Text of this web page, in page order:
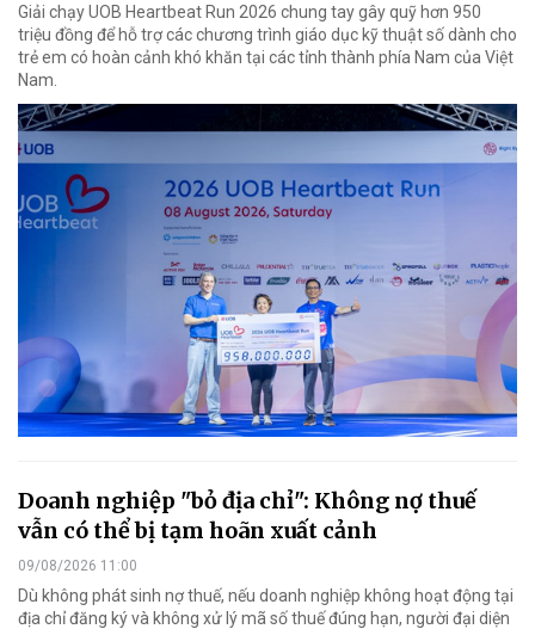
Giải chạy UOB Heartbeat Run 2026 chung tay gây quỹ hơn 950
triệu đồng để hỗ trợ các chương trình giáo dục kỹ thuật số dành cho
trẻ em có hoàn cảnh khó khăn tại các tỉnh thành phía Nam của Việt
Nam.
Doanh nghiệp "bỏ địa chỉ": Không nợ thuế
vẫn có thể bị tạm hoãn xuất cảnh
09/08/2026 11:00
Dù không phát sinh nợ thuế, nếu doanh nghiệp không hoạt động tại
địa chỉ đăng ký và không xử lý mã số thuế đúng hạn, người đại diện